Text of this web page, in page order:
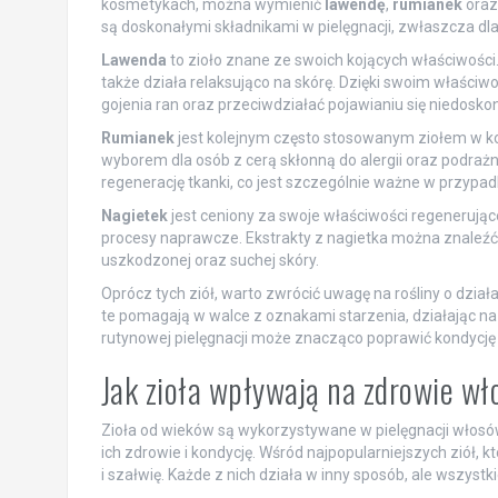
kosmetykach, można wymienić lawendę, rumianek
są doskonałymi składnikami w pielęgnacji, zwłaszcza
Lawenda to zioło znane ze swoich kojących
także działa relaksująco na skórę. Dzięki swoim
gojenia ran oraz przeciwdziałać pojawianiu się
Rumianekjest kolejnym często stosowanym ziołem w
wyborem dla osób z cerą skłonną do alergii oraz
regenerację tkanki, co jest szczególnie ważne w
Nagietekjest ceniony za swoje właściwości
procesy naprawcze. Ekstrakty z nagietka można
uszkodzonej oraz suchej skóry.
Oprócz tych ziół, warto zwrócić uwagę na rośliny o
te pomagają w walce z oznakami starzenia, działając
rutynowej pielęgnacji może znacząco poprawić
Jak zioła wpływają na zdrowie
Zioła od wieków są wykorzystywane w pielęgnacji
ich zdrowie i kondycję. Wśród najpopularniejszych ziół,
i szałwię. Każde z nich działa w inny sposób, ale